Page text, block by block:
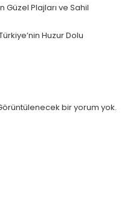
Güzel Plajları ve Sahil
Huzur Dolu
bir yorum yok.